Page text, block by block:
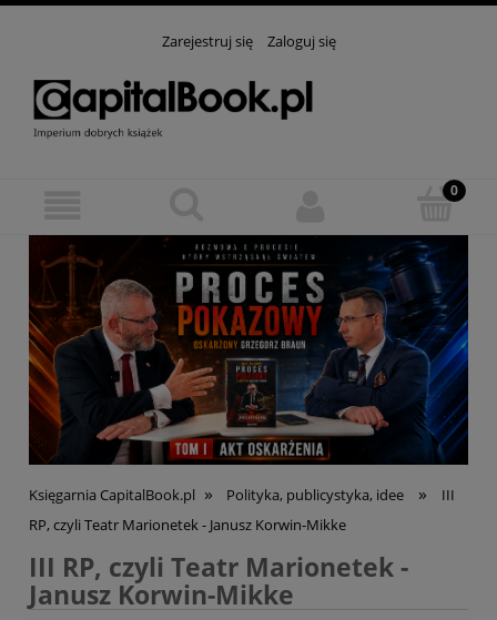
Zarejestruj się Zaloguj się
Księgarnia CapitalBook.pl » Polityka, publicystyka, idee »
III
RP, czyli Teatr Marionetek - Janusz Korwin-Mikke
III RP, czyli Teatr Marionetek -
Janusz Korwin-Mikke